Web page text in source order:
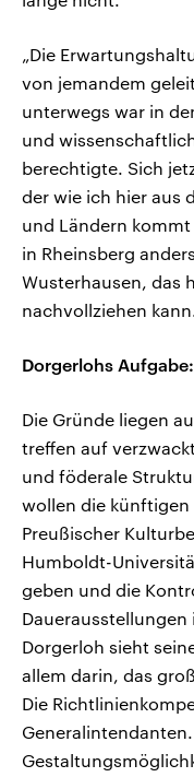
„Die
von jemandem
unterwegs war in
und
berechtigte. Sich
der wie ich hier aus
und Ländern
in Rheinsberg
Wusterhausen, das
nachvollziehen
Dorgerlohs
Die Gründe liegen
treffen auf
und föderale
wollen die
Preußischer
Humboldt-
geben und die
Dorgerloh sieht
allem darin, das
Die